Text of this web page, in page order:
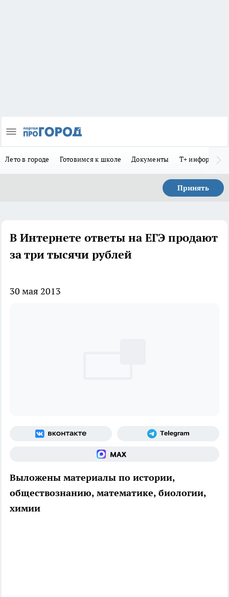
Лето в городе Готовимся к школе Документы Т+
Принять
В Интернете ответы на ЕГЭ продают
за три тысячи рублей
30 мая 2013
Выложены материалы по истории,
обществознанию, математике, биологии,
химии